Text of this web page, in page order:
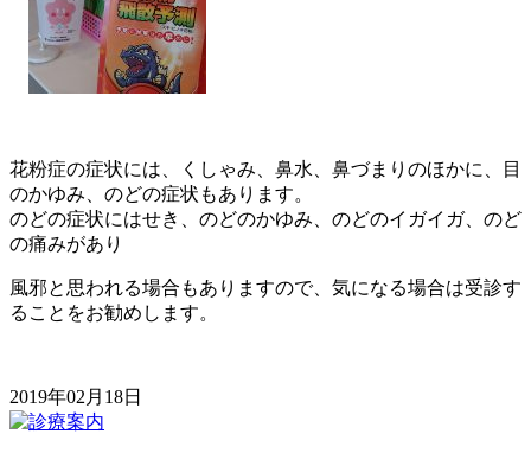
花粉症の症状には、くしゃみ、鼻水、鼻づまりのほかに、目
のかゆみ、のどの症状もあります。
のどの症状にはせき、のどのかゆみ、のどのイガイガ、のど
の痛みがあり
風邪と思われる場合もありますので、気になる場合は受診す
ることをお勧めします。
2019年02月18日